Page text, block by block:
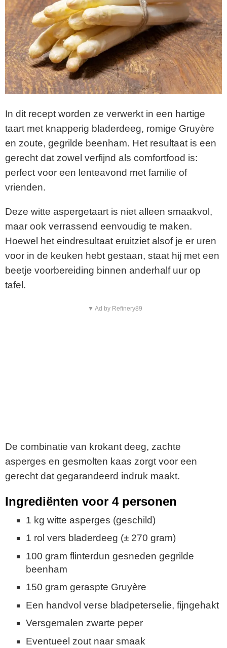
In dit recept worden ze verwerkt in een hartige
taart met knapperig bladerdeeg, romige Gruyère
en zoute, gegrilde beenham. Het resultaat is een
gerecht dat zowel verfijnd als comfortfood is:
perfect voor een lenteavond met familie of
vrienden.
Deze witte aspergetaart is niet alleen smaakvol,
maar ook verrassend eenvoudig te maken.
Hoewel het eindresultaat eruitziet alsof je er uren
voor in de keuken hebt gestaan, staat hij met een
beetje voorbereiding binnen anderhalf uur op
tafel.
▼ Ad by Refinery89
De combinatie van krokant deeg, zachte
asperges en gesmolten kaas zorgt voor een
gerecht dat gegarandeerd indruk maakt.
Ingrediënten voor 4 personen
1 kg witte asperges (geschild)
1 rol vers bladerdeeg (± 270 gram)
100 gram flinterdun gesneden gegrilde
beenham
150 gram geraspte Gruyère
Een handvol verse bladpeterselie, fijngehakt
Versgemalen zwarte peper
Eventueel zout naar smaak